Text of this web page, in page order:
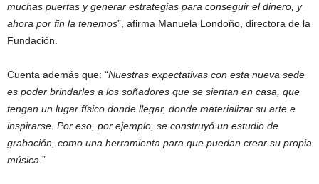
muchas puertas y generar estrategias para conseguir el dinero, y
ahora por fin la tenemos”, afirma Manuela Londoño, directora de la
Fundación.
Cuenta además que: “Nuestras expectativas con esta nueva sede
es poder brindarles a los soñadores que se sientan en casa, que
tengan un lugar físico donde llegar, donde materializar su arte e
inspirarse. Por eso, por ejemplo, se construyó un estudio de
grabación, como una herramienta para que puedan crear su propia
música .”